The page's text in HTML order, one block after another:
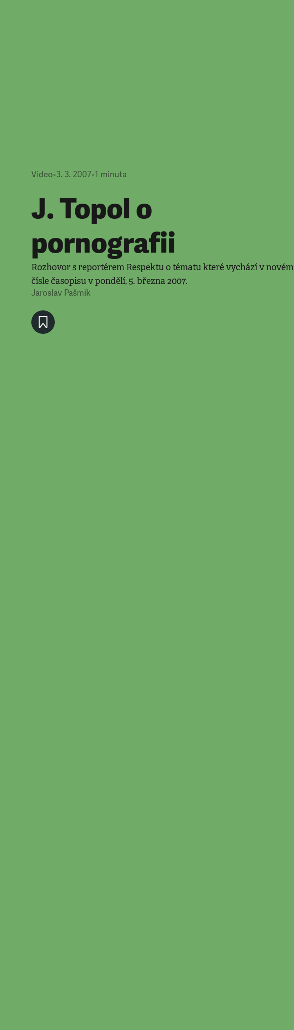
Video•3. 3. 2007•1 minuta
J. Topol o
pornografii
Rozhovor s reportérem Respektu o tématu které vychází v novém
čísle časopisu v pondělí, 5. března 2007.
Jaroslav Pašmik